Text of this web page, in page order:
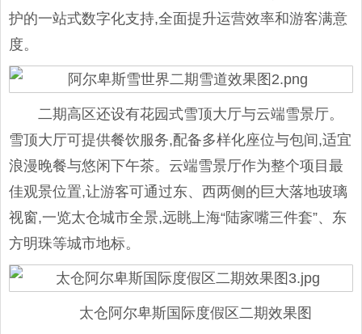
护的一站式数字化支持,全面提升运营效率和游客满意
度。
二期高区还设有花园式雪顶大厅与云端雪景厅。
雪顶大厅可提供餐饮服务,配备多样化座位与包间,适宜
浪漫晚餐与悠闲下午茶。云端雪景厅作为整个项目最
佳观景位置,让游客可通过东、西两侧的巨大落地玻璃
视窗,一览太仓城市全景,远眺上海“陆家嘴三件套”、东
方明珠等城市地标。
太仓阿尔卑斯国际度假区二期效果图